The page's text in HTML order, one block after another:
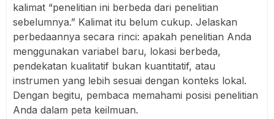
kalimat “penelitian ini berbeda dari penelitian
sebelumnya.” Kalimat itu belum cukup. Jelaskan
perbedaannya secara rinci: apakah penelitian Anda
menggunakan variabel baru, lokasi berbeda,
pendekatan kualitatif bukan kuantitatif, atau
instrumen yang lebih sesuai dengan konteks lokal.
Dengan begitu, pembaca memahami posisi penelitian
Anda dalam peta keilmuan.